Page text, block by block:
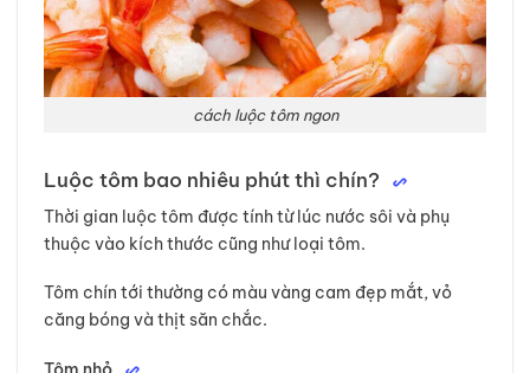
cách luộc tôm ngon
Luộc tôm bao nhiêu phút thì chín?
Thời gian luộc tôm được tính từ lúc nước sôi và phụ
thuộc vào kích thước cũng như loại tôm.
Tôm chín tới thường có màu vàng cam đẹp mắt, vỏ
căng bóng và thịt săn chắc.